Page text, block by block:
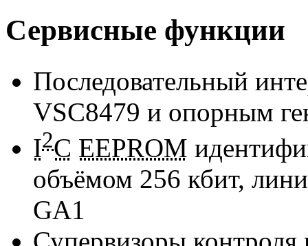
Сервисные функции
Последовательный
VSC8479 и опорным
I2C EEPROM
объёмом 256 кбит,
GA1